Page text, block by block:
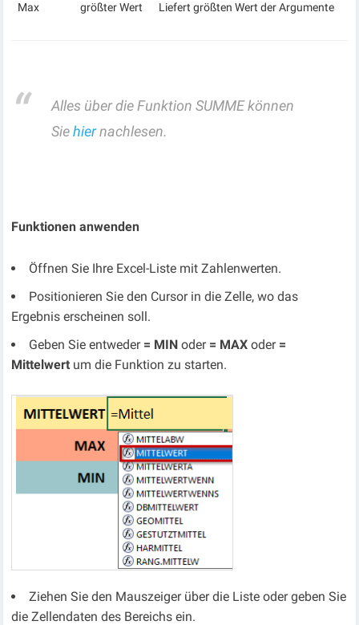
Max größter Wert Liefert größten Wert der Argumente
Alles über die Funktion SUMME können
Siehiernachlesen.
Funktionen anwenden
Öffnen Sie Ihre Excel-Liste mit Zahlenwerten.
Positionieren Sie den Cursor in die Zelle, wo das
Ergebnis erscheinen soll.
Geben Sie entweder = MIN oder = MAXoder =
Mittelwert um die Funktion zu starten.
Ziehen Sie den Mauszeiger über die Liste oder geben Sie
die Zellendaten des Bereichs ein.